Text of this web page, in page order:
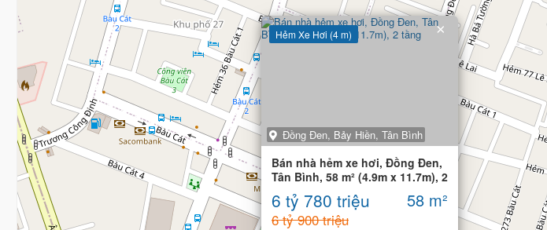
Hẻm Xe Hơi (4 m)
Đồng Đen, Bảy Hiền, Tân Bình
Bán nhà hẻm xe hơi, Đồng Đen,
Tân Bình, 58 m² (4.9m x 11.7m), 2
tầng
6 tỷ 780 triệu 58 m²
6 tỷ 900 triệu
×
8 tỷ 200 triệu